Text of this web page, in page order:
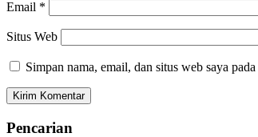
Email *
Situs Web
Simpan nama, email, dan situs web saya
Pencarian